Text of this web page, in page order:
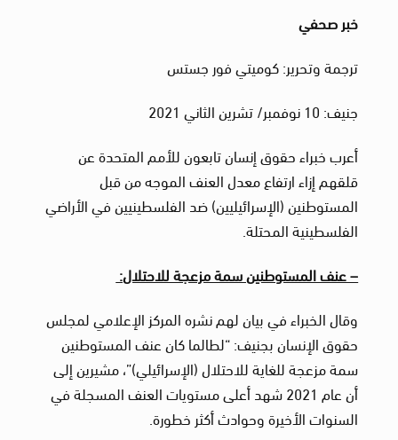
خبر صحفي
ترجمة وتحرير: كوميتي فور جستس
جنيف: 10 نوفمبر/ تشرين الثاني 2021
أعرب خبراء حقوق إنسان تابعون للأمم المتحدة عن
قلقهم إزاء ارتفاع معدل العنف الموجه من قبل
المستوطنين (الإسرائيليين) ضد الفلسطينيين في الأراضي
الفلسطينية المحتلة.
– عنف المستوطنين سمة مزعجة للاحتلال:
وقال الخبراء في بيان لهم نشره المركز الإعلامي لمجلس
حقوق الإنسان بجنيف: “لطالما كان عنف المستوطنين
سمة مزعجة للغاية للاحتلال (الإسرائيلي)”، مشيرين إلى
أن عام 2021 شهد أعلى مستويات العنف المسجلة في
السنوات الأخيرة وحوادث أكثر خطورة.